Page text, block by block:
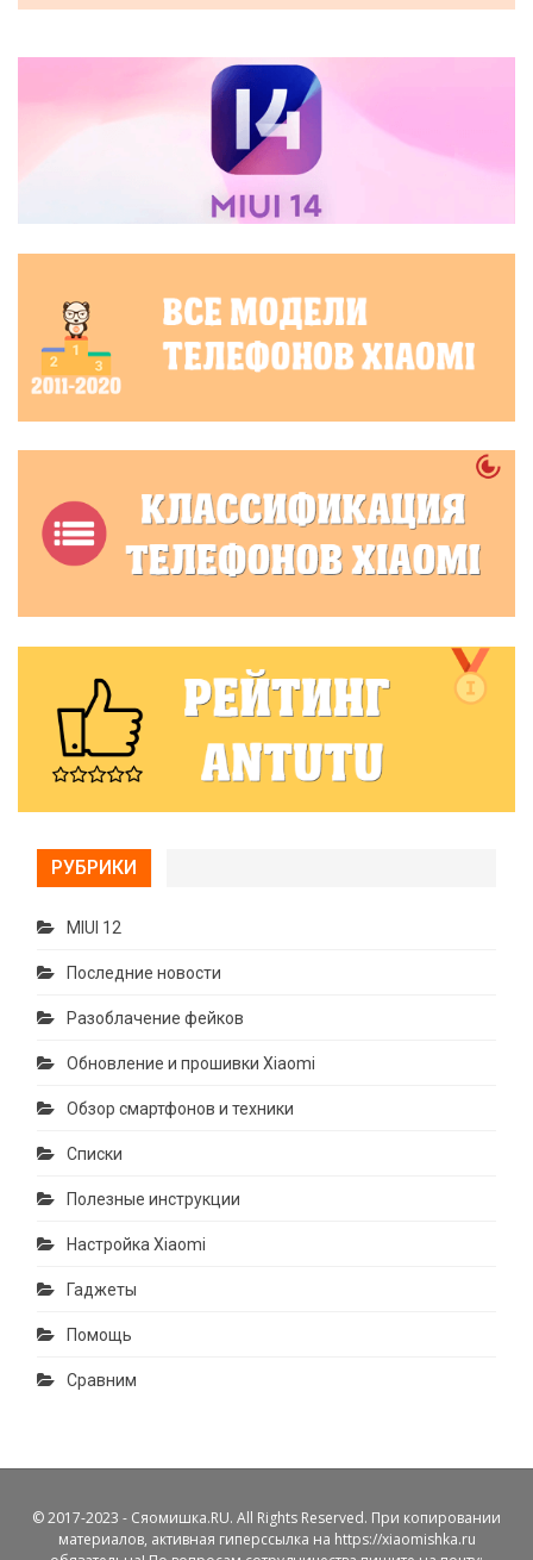
РУБРИКИ
MIUI 12
Последние новости
Разоблачение фейков
Обновление и прошивки Xiaomi
Обзор смартфонов и техники
Списки
Полезные инструкции
Настройка Xiaomi
Гаджеты
Помощь
Сравним
© 2017-2023 - Сяомишка.RU. All Rights Reserved. При копировании
материалов, активная гиперссылка на https://xiaomishka.ru